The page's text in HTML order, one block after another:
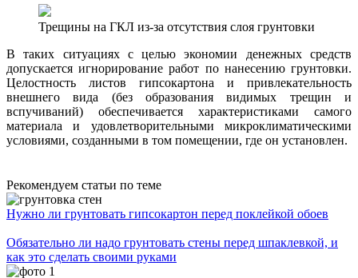
Трещины на ГКЛ из-за отсутствия слоя грунтовки
В таких ситуациях с целью экономии денежных средств
допускается игнорирование работ по нанесению грунтовки.
Целостность листов гипсокартона и привлекательность
внешнего вида (без образования видимых трещин и
вспучиваний) обеспечивается характеристиками самого
материала и удовлетворительными микроклиматическими
условиями, созданными в том помещении, где он установлен.
Рекомендуем статьи по теме
Нужно ли грунтовать гипсокартон перед поклейкой обоев
Обязательно ли надо грунтовать стены перед шпаклевкой, и
как это сделать своими руками